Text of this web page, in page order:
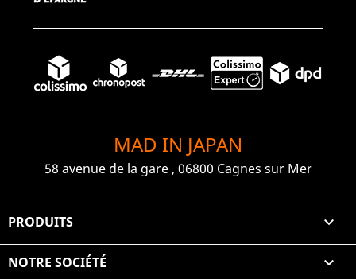
MAD IN JAPAN
58 avenue de la gare , 06800 Cagnes sur Mer
PRODUITS 
NOTRE SOCIÉTÉ 